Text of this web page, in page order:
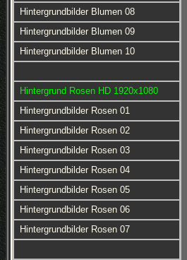
Hintergrundbilder Blumen 08
Hintergrundbilder Blumen 09
Hintergrundbilder Blumen 10
Hintergrund Rosen HD 1920x1080
Hintergrundbilder Rosen 01
Hintergrundbilder Rosen 02
Hintergrundbilder Rosen 03
Hintergrundbilder Rosen 04
Hintergrundbilder Rosen 05
Hintergrundbilder Rosen 06
Hintergrundbilder Rosen 07